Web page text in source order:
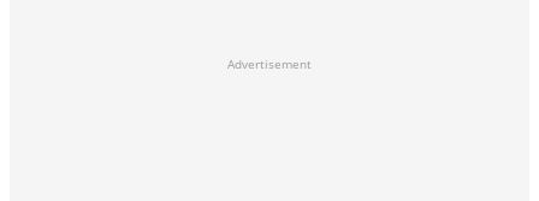
Advertisement